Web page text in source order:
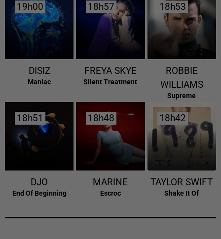
19h00
19h00
DISIZ
Maniac
18h57
18h57
FREYA SKYE
Silent Treatment
18h53
18h53
ROBBIE
WILLIAMS
Supreme
18h51
18h51
DJO
End Of Beginning
18h48
18h48
MARINE
Escroc
18h42
18h42
TAYLOR SWIFT
Shake It Of